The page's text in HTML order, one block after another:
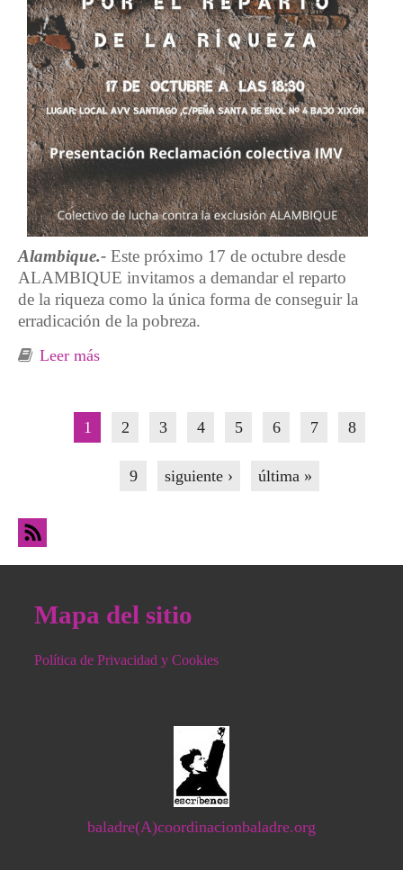
Alambique.- Este próximo 17 de octubre desde
ALAMBIQUE invitamos a demandar el reparto
de la riqueza como la única forma de conseguir la
erradicación de la pobreza.
Leer más
Páginas
1 2 3 4 5 6 7 8
9 siguiente › última »
Mapa del sitio
Política de Privacidad y Cookies
baladre(A)coordinacionbaladre.org